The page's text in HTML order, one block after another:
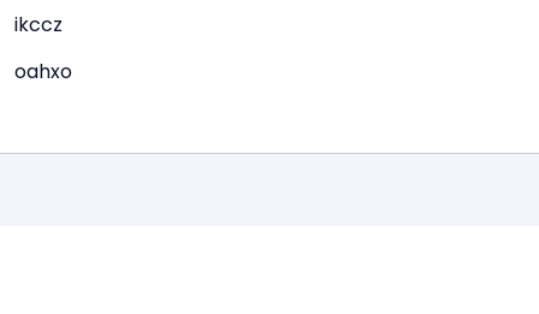
ikccz
oahxo